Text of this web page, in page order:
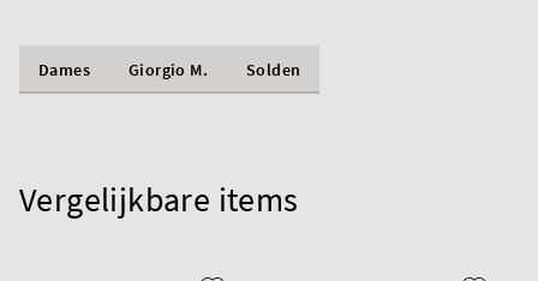
Dames Giorgio M. Solden
Vergelijkbare items